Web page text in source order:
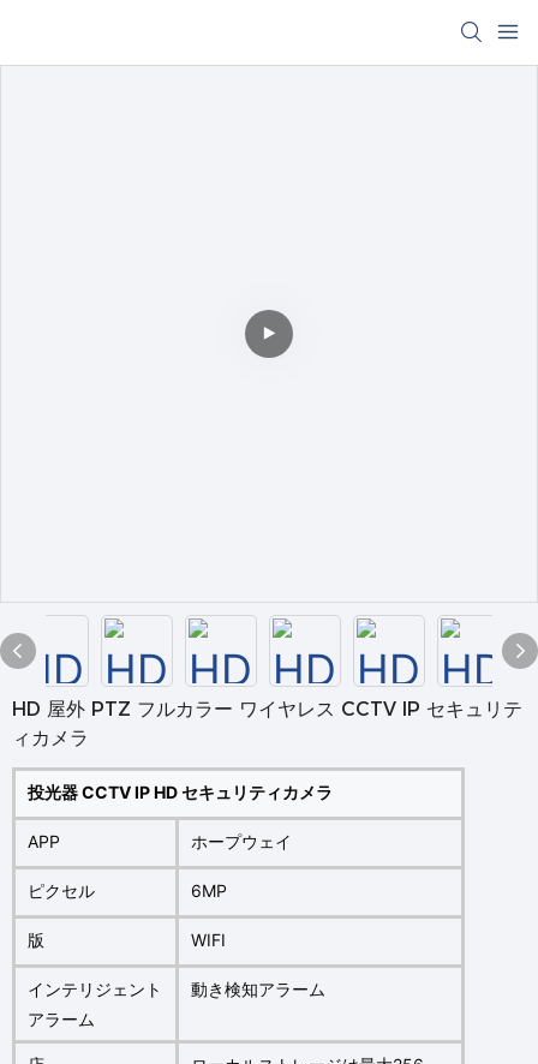
HD 屋外 PTZ フルカラー ワイヤレス CCTV IP セキュリテ
ィカメラ
投光器 CCTV IP HD セキュリティカメラ
APP ホープウェイ
ピクセル 6MP
版 WIFI
インテリジェント
アラーム
動き検知アラーム